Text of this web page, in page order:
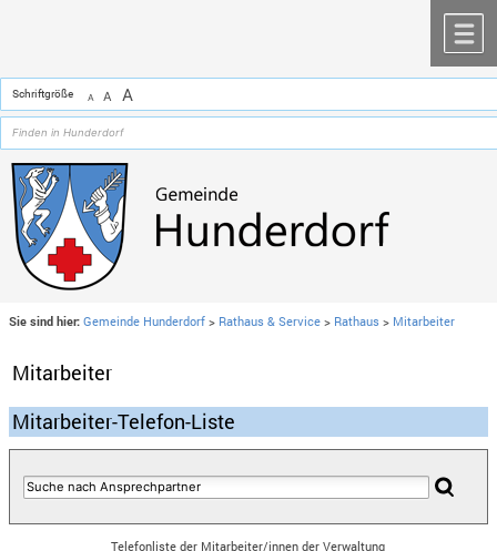
Schriftgröße A A A
Sie sind hier: Gemeinde Hunderdorf > Rathaus & Service > Rathaus > Mitarbeiter
Mitarbeiter
Mitarbeiter-Telefon-Liste
Telefonliste der Mitarbeiter/innen der Verwaltung